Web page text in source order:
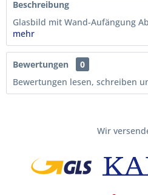
Beschreibung
Glasbild mit Wand-Aufängung
mehr
Bewertungen
0
Bewertungen lesen, schreiben
Wir